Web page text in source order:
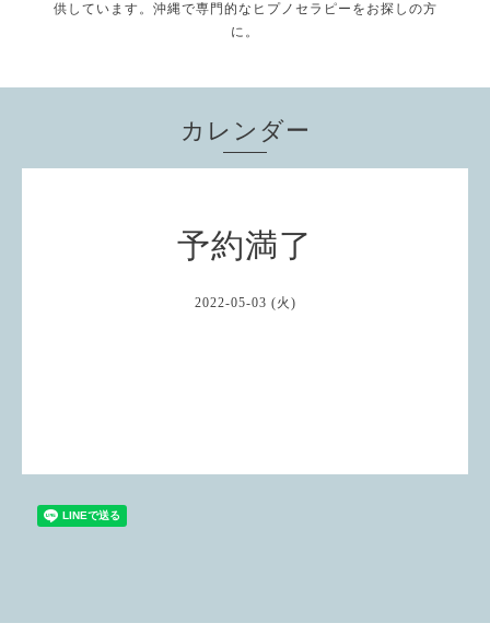
供しています。沖縄で専門的なヒプノセラピーをお探しの方
に。
カレンダー
予約満了
2022-05-03 (火)